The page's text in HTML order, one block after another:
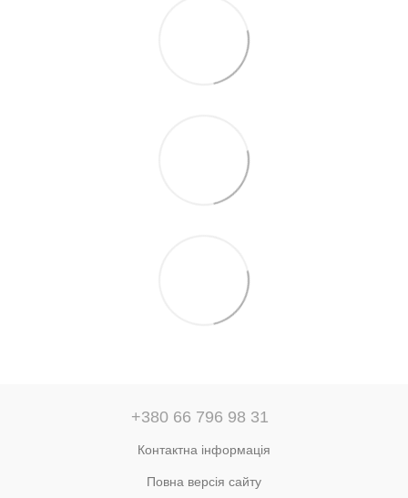
+380 66 796 98 31
Контактна інформація
Повна версія сайту